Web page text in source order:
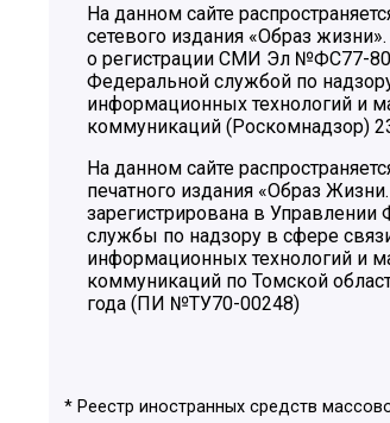
На данном сайте
сетевого издания «Образ
о регистрации СМИ Эл №ФС77-
Федеральной службой по
информационных технологий и
коммуникаций (Роскомнадзор)
На данном сайте
печатного издания «Образ
зарегистрирована в Управлении
службы по надзору в сфере
информационных технологий и
коммуникаций по Томской
года (ПИ №ТУ70-00248)
* Реестр иностранных средств